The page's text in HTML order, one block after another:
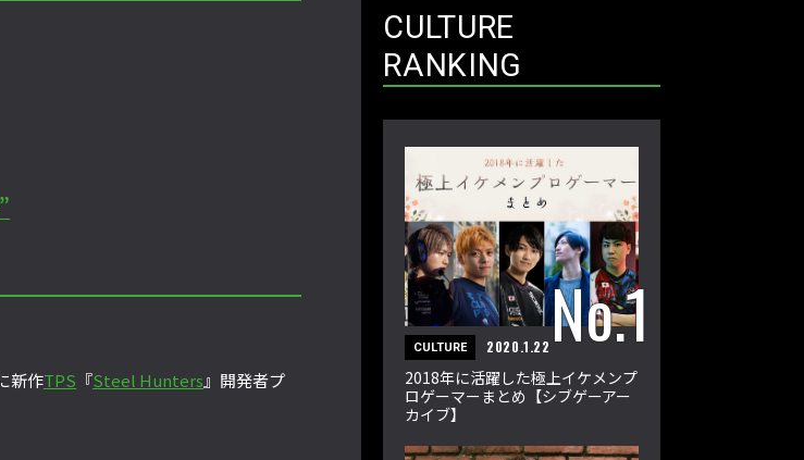
新作TPS 『Steel Hunters』開発者プ
第49回】
CULTURE
RANKING
CULTURE 2020.1.22
2018年に活躍した極上イケメンプ
ロゲーマーまとめ【シブゲーアー
カイブ】